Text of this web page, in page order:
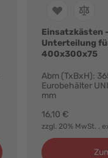
Einsatzkästen
Unterteilung
400x300x75
Abm (TxBxH):
Eurobehälter
mm
16,10 €
zzgl. 20% MwSt. ,